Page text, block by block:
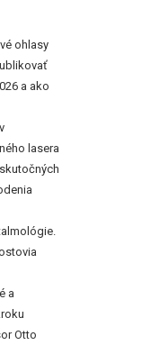
ohlasy
a ako
lasera
a
Otto